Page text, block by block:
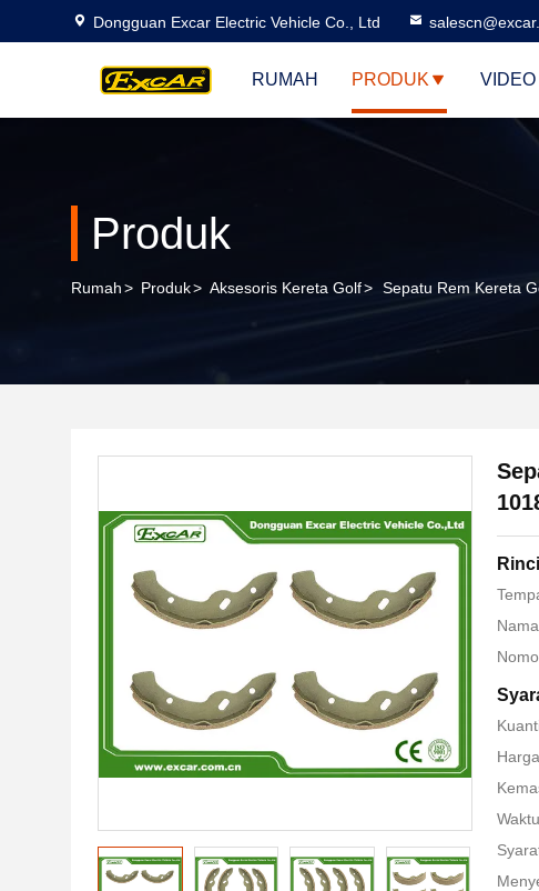
Dongguan Excar Electric Vehicle Co., Ltd
RUMAH PRODUK VIDEO
Produk
Rumah> Produk> Aksesoris Kereta Golf> Sepatu Rem Kereta